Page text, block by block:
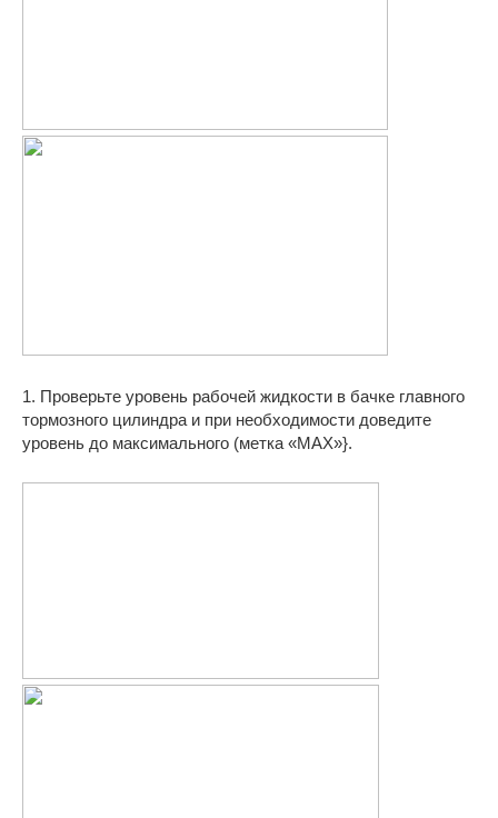
1. Проверьте уровень рабочей жидкости в бачке главного
тормозного цилиндра и при необходимости доведите
уровень до максимального (метка «МАХ»}.